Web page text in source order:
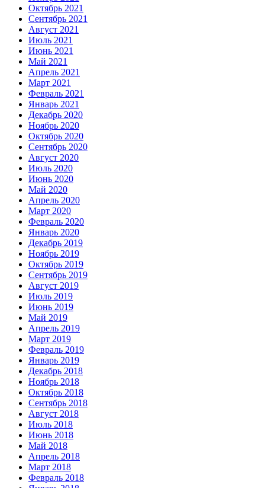
Октябрь 2021
Сентябрь 2021
Август 2021
Июль 2021
Июнь 2021
Май 2021
Апрель 2021
Март 2021
Февраль 2021
Январь 2021
Декабрь 2020
Ноябрь 2020
Октябрь 2020
Сентябрь 2020
Август 2020
Июль 2020
Июнь 2020
Май 2020
Апрель 2020
Март 2020
Февраль 2020
Январь 2020
Декабрь 2019
Ноябрь 2019
Октябрь 2019
Сентябрь 2019
Август 2019
Июль 2019
Июнь 2019
Май 2019
Апрель 2019
Март 2019
Февраль 2019
Январь 2019
Декабрь 2018
Ноябрь 2018
Октябрь 2018
Сентябрь 2018
Август 2018
Июль 2018
Июнь 2018
Май 2018
Апрель 2018
Март 2018
Февраль 2018